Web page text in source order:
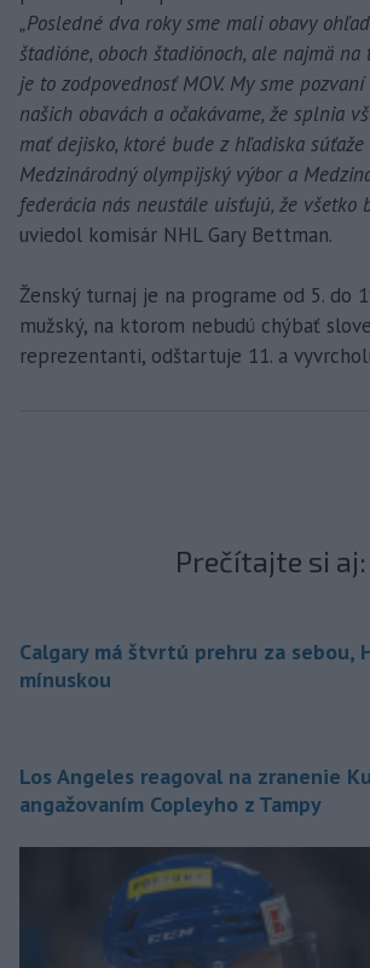
„Posledné dva roky sme mali obavy
štadióne, oboch štadiónoch, ale najmä
je to zodpovednosť MOV. My sme
našich obavách a očakávame, že splnia
mať dejisko, ktoré bude z hľadiska
Medzinárodný olympijský výbor a
federácia nás neustále uisťujú, že všetko
uviedol komisár NHL Gary Bettman.
Ženský turnaj je na programe od 5. do
mužský, na ktorom nebudú chýbať
reprezentanti, odštartuje 11. a
Prečítajte si aj:
Calgary má štvrtú prehru za sebou,
mínuskou
Los Angeles reagoval na zranenie
angažovaním Copleyho z Tampy